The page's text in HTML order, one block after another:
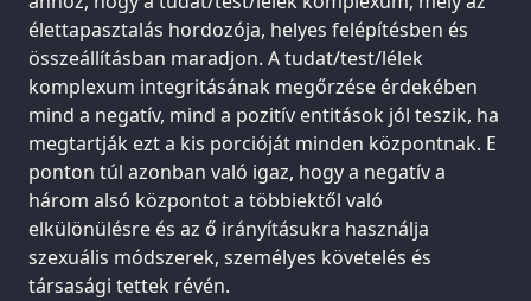
élettapasztalás hordozója, helyes felépítésben és
összeállításban maradjon. A tudat/test/lélek
komplexum integritásának megőrzése érdekében
mind a negatív, mind a pozitív entitások jól teszik, ha
megtartják ezt a kis porcióját minden központnak. E
ponton túl azonban való igaz, hogy a negatív a
három alsó központot a többiektől való
elkülönülésre és az ő irányításukra használja
szexuális módszerek, személyes követelés és
társasági tettek révén.